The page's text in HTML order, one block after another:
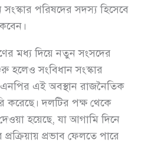
সংস্কার পরিষদের সদস্য হিসেবে
মধ্য দিয়ে নতুন সংসদের
হলেও সংবিধান সংস্কার
এই অবস্থান রাজনৈতিক
করেছে। দলটির পক্ষ থেকে
হয়েছে, যা আগামি দিনে
প্রভাব ফেলতে পারে